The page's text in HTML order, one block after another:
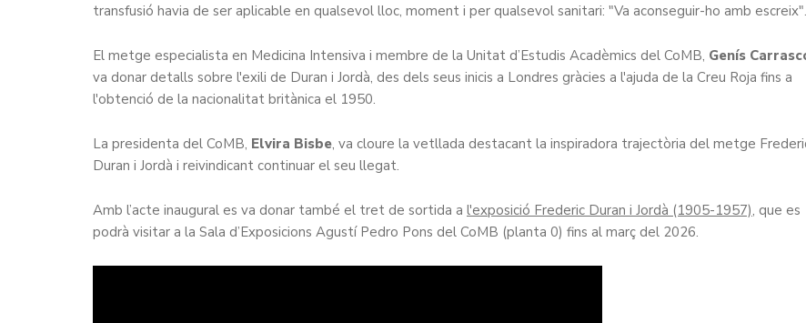
transfusió havia de ser aplicable en qualsevol lloc, moment i per qualsevol sanitari: "Va aconseguir-ho amb escreix".
El metge especialista en Medicina Intensiva i membre de la Unitat d’Estudis Acadèmics del CoMB, Genís
va donar detalls sobre l'exili de Duran i Jordà, des dels seus inicis a Londres gràcies a l'ajuda de la Creu Roja fins a
l'obtenció de la nacionalitat britànica el 1950.
La presidenta del CoMB, Elvira Bisbe, va cloure la vetllada destacant la inspiradora trajectòria del metge
Duran i Jordà i reivindicant continuar el seu llegat.
Amb l’acte inaugural es va donar també el tret de sortida a l'exposició Frederic Duran i Jordà (1905-1957), que es
podrà visitar a la Sala d’Exposicions Agustí Pedro Pons del CoMB (planta 0) fins al març del 2026.